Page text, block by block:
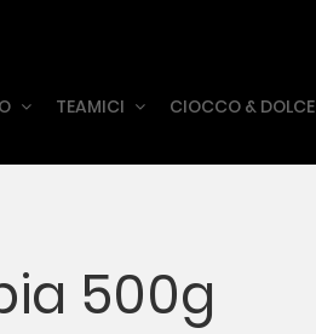
TEAMICI CIOCCO & DOLCE
500g